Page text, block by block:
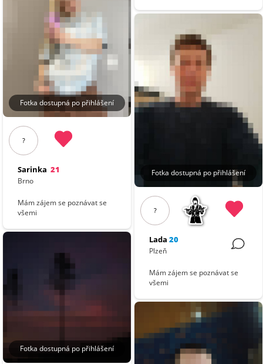
Fotka dostupná po přihlášení
?
Sarinka 21
Brno
Mám zájem se poznávat se
všemi
Fotka dostupná po přihlášení
Fotka dostupná po přihlášení
?
Lada 20
Plzeň
Mám zájem se poznávat se
všemi